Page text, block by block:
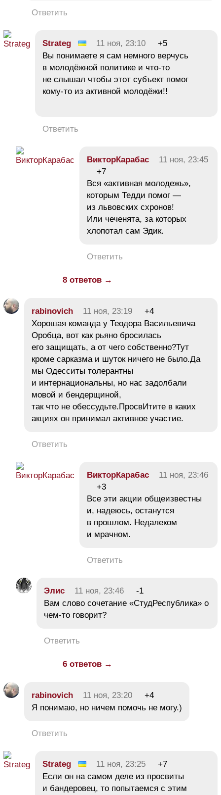
Ответить
Strateg 11 ноя, 23:10
+5
Вы понимаете я сам немного верчусь
в молодёжной политике и что-то
не слышал чтобы этот субъект помог
кому-то из активной молодёжи!!
Ответить
ВикторКарабас
11 ноя, 23:45
+7
Вся «активная молодежь»,
которым Тедди помог —
из львовских схронов!
Или чеченята, за которых
хлопотал сам Эдик.
Ответить
8 ответов →
rabinovich 11 ноя, 23:19
+4
Хорошая команда у Теодора Васильевича
Оробца, вот как рьяно бросилась
его защищать, а от чего собственно?Тут
кроме сарказма и шуток ничего не было.Да
мы Одесситы толерантны
и интернациональны, но нас задолбали
мовой и бендерщиной,
так что не обессудьте.ПросвИтите в каких
акциях он принимал активное участие.
Ответить
ВикторКарабас
11 ноя, 23:46
+3
Все эти акции общеизвестны
и, надеюсь, останутся
в прошлом. Недалеком
и мрачном.
Ответить
Элис 11 ноя, 23:46
-1
Вам слово сочетание «СтудРеспублика» о
чем-то говорит?
Ответить
6 ответов →
rabinovich 11 ноя, 23:20
+4
Я понимаю, но ничем помочь не могу.)
Ответить
Strateg 11 ноя, 23:25
+7
Если он на самом деле из просвиты
и бандеровец, то попытаемся с этим